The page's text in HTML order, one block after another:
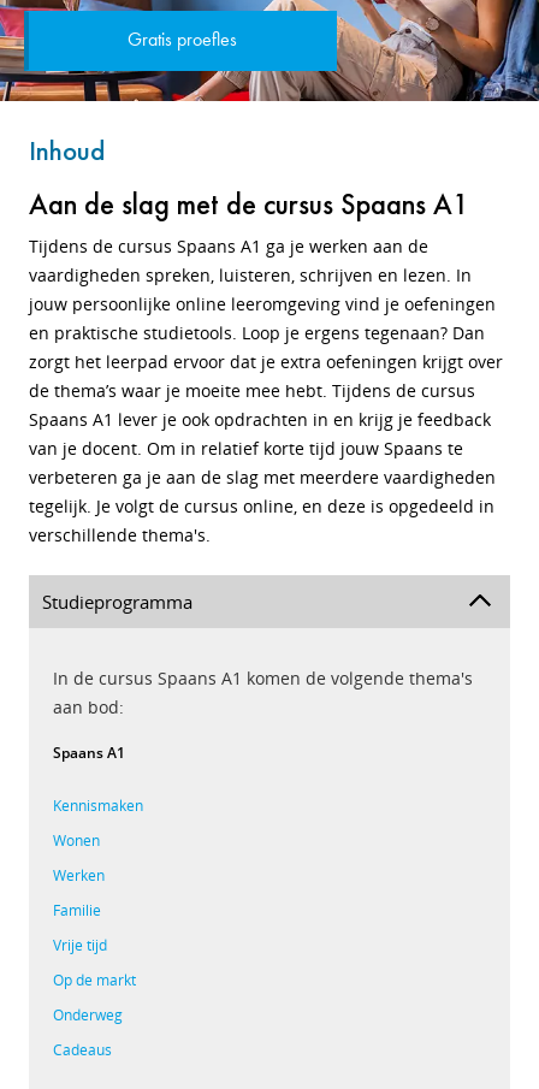
Gratis proefles
Inhoud
Aan de slag met de cursus Spaans A1
Tijdens de cursus Spaans A1 ga je werken aan de
vaardigheden spreken, luisteren, schrijven en lezen. In
jouw persoonlijke online leeromgeving vind je oefeningen
en praktische studietools. Loop je ergens tegenaan? Dan
zorgt het leerpad ervoor dat je extra oefeningen krijgt over
de thema’s waar je moeite mee hebt. Tijdens de cursus
Spaans A1 lever je ook opdrachten in en krijg je feedback
van je docent. Om in relatief korte tijd jouw Spaans te
verbeteren ga je aan de slag met meerdere vaardigheden
tegelijk. Je volgt de cursus online, en deze is opgedeeld in
verschillende thema's.
Studieprogramma
In de cursus Spaans A1 komen de volgende thema's
aan bod:
Spaans A1
Kennismaken
Wonen
Werken
Familie
Vrije tijd
Op de markt
Onderweg
Cadeaus